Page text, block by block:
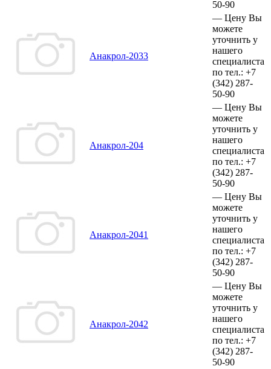
50-90
Анакрол-2033
— Цену Вы
можете
уточнить у
нашего
специалиста
по тел.: +7
(342) 287-
50-90
Анакрол-204
— Цену Вы
можете
уточнить у
нашего
специалиста
по тел.: +7
(342) 287-
50-90
Анакрол-2041
— Цену Вы
можете
уточнить у
нашего
специалиста
по тел.: +7
(342) 287-
50-90
Анакрол-2042
— Цену Вы
можете
уточнить у
нашего
специалиста
по тел.: +7
(342) 287-
50-90